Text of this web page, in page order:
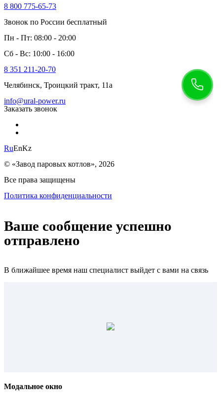
8 800 775-65-73
Звонок по России бесплатный
Пн - Пт: 08:00 - 20:00
Сб - Вс: 10:00 - 16:00
8 351 211-20-70
Челябинск, Троицкий тракт, 11а
info@ural-power.ru
Заказать звонок
RuEnKz
© «Завод паровых котлов», 2026
Все права защищены
Политика конфиденциальности
Ваше сообщение успешно
отправлено
В ближайшее время наш специалист выйдет с вами на связь
Модальное окно